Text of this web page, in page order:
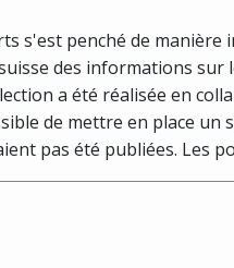
s'est penché de
des informations sur
a été réalisée en
de mettre en place
pas été publiées. Les